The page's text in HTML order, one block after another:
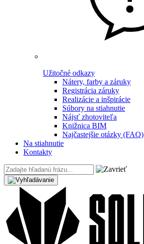
Užitočné odkazy
Nátery, farby a záruky
Registrácia záruky
Realizácie a inšpirácie
Súbory na stiahnutie
Nájsť zhotoviteľa
Knižnica BIM
Najčastejšie otázky (FAQ)
Na stiahnutie
Kontakty